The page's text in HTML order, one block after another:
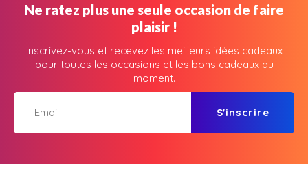
Ne ratez plus une seule occasion de faire
plaisir !
Inscrivez-vous et recevez les meilleurs idées cadeaux
pour toutes les occasions et les bons cadeaux du
moment.
S'inscrire